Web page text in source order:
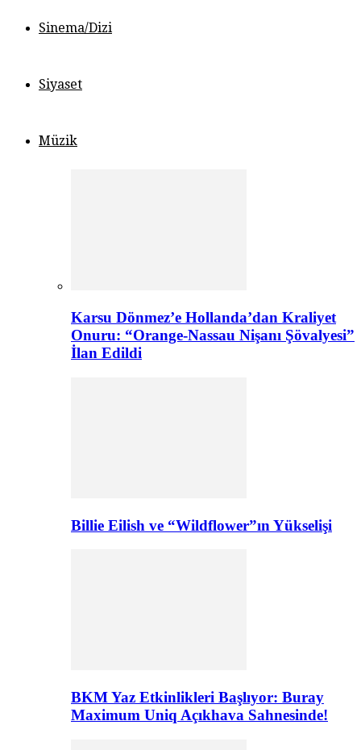
Sinema/Dizi
Siyaset
Müzik
Karsu Dönmez’e Hollanda’dan Kraliyet
Onuru: “Orange-Nassau Nişanı Şövalyesi”
İlan Edildi
Billie Eilish ve “Wildflower”ın Yükselişi
BKM Yaz Etkinlikleri Başlıyor: Buray
Maximum Uniq Açıkhava Sahnesinde!